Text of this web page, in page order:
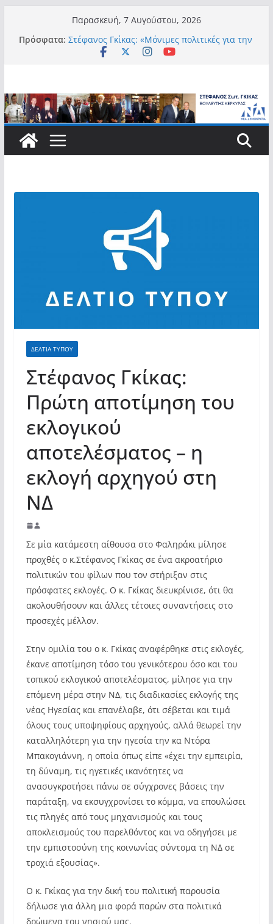
περιεχόμενο
Παρασκευή, 7 Αυγούστου, 2026
Πρόσφατα: Στέφανος Γκίκας: «Μόνιμες πολιτικές για την
αυτονομία, την αξιοπρέπεια και την ισότιμη
Στέφανος Γκίκας:
Στέφανος Γκίκας: «Η πρωτοβουλία “Smart
Island – Gov Access Booth” ενισχύει την
ισότιμη πρόσβαση των νησιωτών μας στις
Τμήματα της Κέρκυρας για τις σπουδές
Στέφανος Γκίκας: «Οι νέες προκλήσεις, όπως
η τεχνητή νοημοσύνη, η κλιματική κρίση, η
στεγαστική πίεση και η ανάγκη προστασίας
των επόμενων γενεών, επιβάλλουν
απαντήσεις»
ΔΕΛΤΙΑ ΤΥΠΟΥ
Στέφανος Γκίκας:
Πρώτη αποτίμηση του
εκλογικού
αποτελέσματος – η
εκλογή αρχηγού στη
ΝΔ
Σε μία κατάμεστη αίθουσα στο Φαληράκι μίλησε
προχθές ο κ.Στέφανος Γκίκας σε ένα ακροατήριο
πολιτικών του φίλων που τον στήριξαν στις
πρόσφατες εκλογές. Ο κ. Γκίκας διευκρίνισε, ότι θα
ακολουθήσουν και άλλες τέτοιες συναντήσεις στο
προσεχές μέλλον.
Στην ομιλία του ο κ. Γκίκας αναφέρθηκε στις εκλογές,
έκανε αποτίμηση τόσο του γενικότερου όσο και του
τοπικού εκλογικού αποτελέσματος, μίλησε για την
επόμενη μέρα στην ΝΔ, τις διαδικασίες εκλογής της
νέας Ηγεσίας και επανέλαβε, ότι σέβεται και τιμά
όλους τους υποψηφίους αρχηγούς, αλλά θεωρεί την
καταλληλότερη για την ηγεσία την κα Ντόρα
Μπακογιάννη, η οποία όπως είπε «έχει την εμπειρία,
τη δύναμη, τις ηγετικές ικανότητες να
ανασυγκροτήσει πάνω σε σύγχρονες βάσεις την
παράταξη, να εκσυγχρονίσει το κόμμα, να επουλώσει
τις πληγές από τους μηχανισμούς και τους
αποκλεισμούς του παρελθόντος και να οδηγήσει με
την εμπιστοσύνη της κοινωνίας σύντομα τη ΝΔ σε
τροχιά εξουσίας».
Ο κ. Γκίκας για την δική του πολιτική παρουσία
δήλωσε για άλλη μια φορά παρών στα πολιτικά
δρώμενα του νησιού μας.